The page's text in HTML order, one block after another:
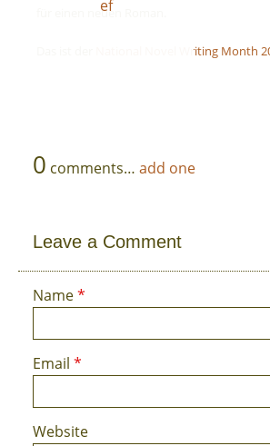
für einen neuen Roman.
National Novel Writing Month
0 comments… add one
Leave a Comment
Name*
Email *
Website